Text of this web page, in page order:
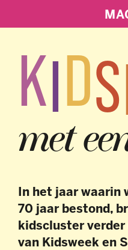
KIDS
met
In het jaar waarin
70 jaar bestond,
kidscluster
van Kidsweek en